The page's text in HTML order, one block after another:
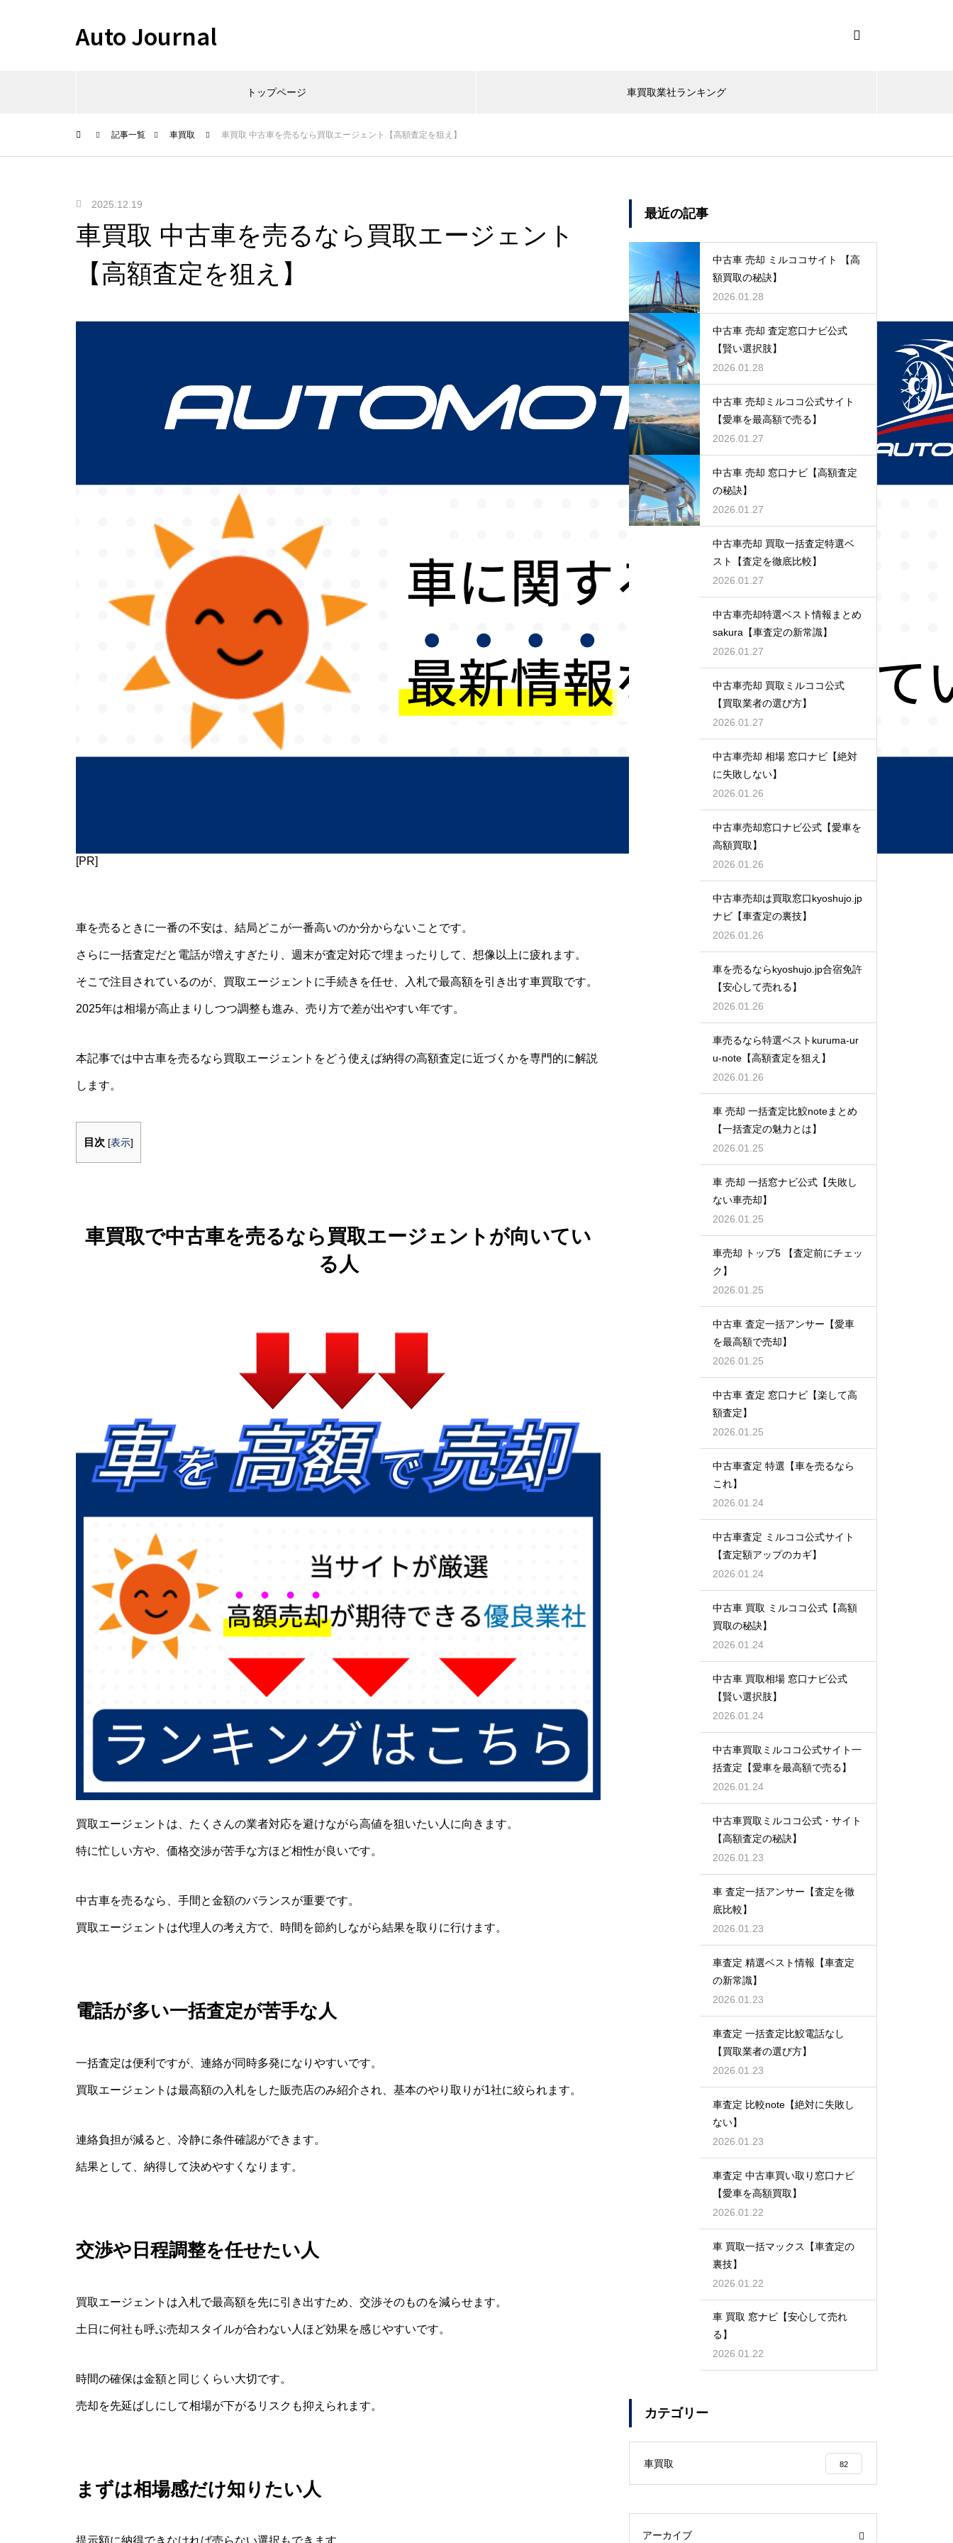
Auto Journal
トップページ 車買取業社ランキング
記事一覧 車買取 車買取 中古車を売るなら買取エージェント【高額査定を狙え】
2025.12.19
車買取 中古車を売るなら買取エージェント
【高額査定を狙え】
[PR]
車を売るときに一番の不安は、結局どこが一番高いのか分からないことです。
さらに一括査定だと電話が増えすぎたり、週末が査定対応で埋まったりして、想像以上に疲れます。
そこで注目されているのが、買取エージェントに手続きを任せ、入札で最高額を引き出す車買取です。
2025年は相場が高止まりしつつ調整も進み、売り方で差が出やすい年です。
本記事では中古車を売るなら買取エージェントをどう使えば納得の高額査定に近づくかを専門的に解説
します。
目次 [表示]
車買取で中古車を売るなら買取エージェントが向いてい
る人
買取エージェントは、たくさんの業者対応を避けながら高値を狙いたい人に向きます。
特に忙しい方や、価格交渉が苦手な方ほど相性が良いです。
中古車を売るなら、手間と金額のバランスが重要です。
買取エージェントは代理人の考え方で、時間を節約しながら結果を取りに行けます。
電話が多い一括査定が苦手な人
一括査定は便利ですが、連絡が同時多発になりやすいです。
買取エージェントは最高額の入札をした販売店のみ紹介され、基本のやり取りが1社に絞られます。
連絡負担が減ると、冷静に条件確認ができます。
結果として、納得して決めやすくなります。
交渉や日程調整を任せたい人
買取エージェントは入札で最高額を先に引き出すため、交渉そのものを減らせます。
土日に何社も呼ぶ売却スタイルが合わない人ほど効果を感じやすいです。
時間の確保は金額と同じくらい大切です。
売却を先延ばしにして相場が下がるリスクも抑えられます。
まずは相場感だけ知りたい人
最近の記事
中古車 売却 ミルココサイト 【高
額買取の秘訣】
2026.01.28
中古車 売却 査定窓口ナビ公式
【賢い選択肢】
2026.01.28
中古車 売却ミルココ公式サイト
【愛車を最高額で売る】
2026.01.27
中古車 売却 窓口ナビ【高額査定
の秘訣】
2026.01.27
中古車売却 買取一括査定特選ベ
スト【査定を徹底比較】
2026.01.27
中古車売却特選ベスト情報まとめ
sakura【車査定の新常識】
2026.01.27
中古車売却 買取ミルココ公式
【買取業者の選び方】
2026.01.27
中古車売却 相場 窓口ナビ【絶対
に失敗しない】
2026.01.26
中古車売却窓口ナビ公式【愛車を
高額買取】
2026.01.26
中古車売却は買取窓口kyoshujo.jp
ナビ【車査定の裏技】
2026.01.26
車を売るならkyoshujo.jp合宿免許
【安心して売れる】
2026.01.26
車売るなら特選ベストkuruma-ur
u-note【高額査定を狙え】
2026.01.26
車 売却 一括査定比鮫noteまとめ
【一括査定の魅力とは】
2026.01.25
車 売却 一括窓ナビ公式【失敗し
ない車売却】
2026.01.25
車売却 トップ5 【査定前にチェッ
ク】
2026.01.25
中古車 査定一括アンサー【愛車
を最高額で売却】
2026.01.25
中古車 査定 窓口ナビ【楽して高
額査定】
2026.01.25
中古車査定 特選【車を売るなら
これ】
2026.01.24
中古車査定 ミルココ公式サイト
【査定額アップのカギ】
2026.01.24
中古車 買取 ミルココ公式【高額
買取の秘訣】
2026.01.24
中古車 買取相場 窓口ナビ公式
【賢い選択肢】
2026.01.24
中古車買取ミルココ公式サイト一
括査定【愛車を最高額で売る】
2026.01.24
中古車買取ミルココ公式・サイト
【高額査定の秘訣】
2026.01.23
車 査定一括アンサー【査定を徹
底比較】
2026.01.23
車査定 精選ベスト情報【車査定
の新常識】
2026.01.23
車査定 一括査定比鮫電話なし
【買取業者の選び方】
2026.01.23
車査定 比較note【絶対に失敗し
ない】
2026.01.23
車査定 中古車買い取り窓口ナビ
【愛車を高額買取】
2026.01.22
車 買取一括マックス【車査定の
裏技】
2026.01.22
車 買取 窓ナビ【安心して売れ
る】
2026.01.22
カテゴリー
車買取 82
アーカイブ